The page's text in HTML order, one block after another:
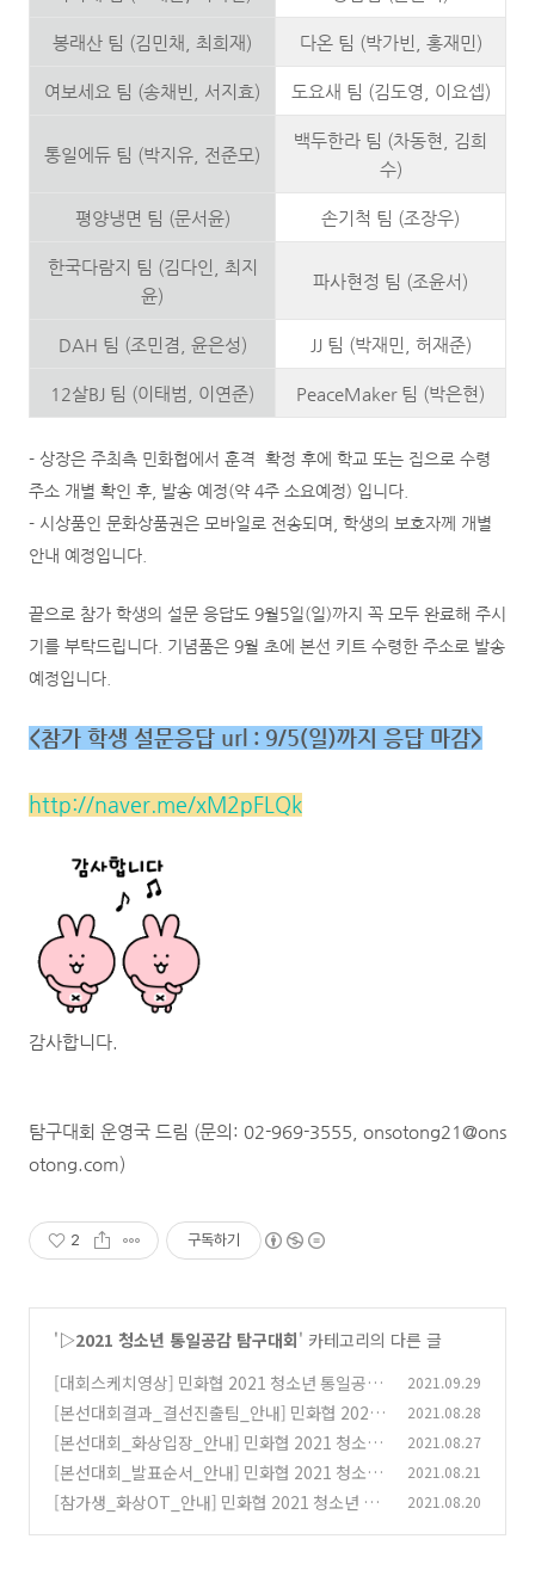
봉래산 팀 (김민채, 최희재) 다온 팀 (박가빈, 홍재민)
여보세요 팀 (송채빈, 서지효) 도요새 팀 (김도영, 이요셉)
통일에듀 팀 (박지유, 전준모)
백두한라 팀 (차동현, 김희
수)
평양냉면 팀 (문서윤) 손기척 팀 (조장우)
한국다람지 팀 (김다인, 최지
윤)
파사현정 팀 (조윤서)
DAH 팀 (조민겸, 윤은성) JJ 팀 (박재민, 허재준)
12살BJ 팀 (이태범, 이연준) PeaceMaker 팀 (박은현)
- 상장은 주최측 민화협에서 훈격 확정 후에 학교 또는 집으로 수령
주소 개별 확인 후, 발송 예정(약 4주 소요예정) 입니다.
- 시상품인 문화상품권은 모바일로 전송되며, 학생의 보호자께 개별
안내 예정입니다.
끝으로 참가 학생의 설문 응답도 9월5일(일)까지 꼭 모두 완료해 주시
기를 부탁드립니다. 기념품은 9월 초에 본선 키트 수령한 주소로 발송
예정입니다.
<참가 학생 설문응답 url : 9/5(일)까지 응답 마감>
http://naver.me/xM2pFLQk
감사합니다.
탐구대회 운영국 드림 (문의: 02-969-3555, onsotong21@ons
otong.com)
2 구독하기
'▷2021 청소년 통일공감 탐구대회' 카테고리의 다른 글
[대회스케치영상] 민화협 2021 청소년 통일공감
탐구대회 (0)
2021.09.29
[본선대회결과_결선진출팀_안내] 민화협 2021
청소년 통일공감 탐구대회
(0)
2021.08.28
[본선대회_화상입장_안내] 민화협 2021 청소년
통일공감 탐구대회
(0)
2021.08.27
[본선대회_발표순서_안내] 민화협 2021 청소년
통일공감 탐구대회
(0)
2021.08.21
[참가생_화상OT_안내] 민화협 2021 청소년 통
2021.08.20